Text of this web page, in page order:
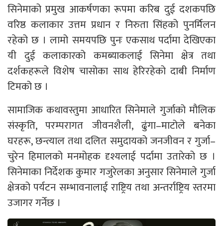
सिनेमाको प्रमुख आकर्षणका रूपमा करिब दुई दशकपछि
वरिष्ठ कलाकार उत्तम प्रधान र निरुता सिंहको पुनर्मिलन
रहेको छ । लामो समयपछि पुनः एकसाथ पर्दामा देखिएका
यी दुई कलाकारको कमब्याकलाई सिनेमा क्षेत्र तथा
दर्शकहरूले विशेष चासोका साथ हेरिरहेको दाबी निर्माण
टिमको छ ।
सामाजिक कथावस्तुमा आधारित सिनेमाले गुर्जाको मौलिक
संस्कृति, परम्परागत जीवनशैली, ढुंगा–माटोले बनेका
घरहरू, छन्त्याल तथा दलित समुदायको जनजीवन र गुर्जा–
चुरेन हिमालको मनमोहक दृश्यलाई पर्दामा उतारेको छ ।
सिनेमाका निर्देशक कुमार गजुरेलका अनुसार सिनेमाले गुर्जा
क्षेत्रको पर्यटन सम्भावनालाई राष्ट्रिय तथा अन्तर्राष्ट्रिय स्तरमा
उजागर गर्नेछ ।